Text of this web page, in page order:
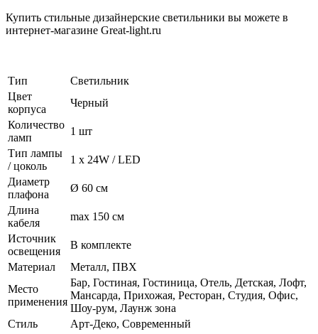
Купить стильные дизайнерские светильники вы можете в
интернет-магазине Great-light.ru
Тип
Светильник
Цвет
корпуса
Черный
Количество
ламп
1 шт
Тип лампы
/ цоколь
1 х 24W / LED
Диаметр
плафона
Ø 60 см
Длина
кабеля
max 150 см
Источник
освещения
В комплекте
Материал
Металл, ПВХ
Место
применения
Бар, Гостиная, Гостиница, Отель, Детская, Лофт,
Мансарда, Прихожая, Ресторан, Студия, Офис,
Шоу-рум, Лаунж зона
Стиль
Арт-Деко, Современный